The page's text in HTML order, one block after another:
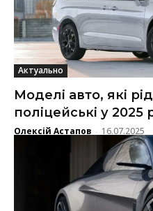
Актуально
Моделі авто, які
поліцейські у 2025
Олексій Астапов - 16.07.2025